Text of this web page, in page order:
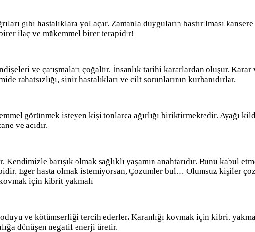
gibi hastalıklara yol açar. Zamanla duyguların bastırılması kansere
ilaç ve mükemmel birer terapidir!
ve çatışmaları çoğaltır. İnsanlık tarihi kararlardan oluşur.
rahatsızlığı, sinir hastalıkları ve cilt sorunlarının kurbanıdırlar.
görünmek isteyen kişi tonlarca ağırlığı biriktirmektedir. Ayağı
ve acıdır.
barışık olmak sağlıklı yaşamın anahtarıdır. Bunu kabul
Eğer hasta olmak istemiyorsan, Çözümler bul… Olumsuz kişiler
için kibrit yakmalı
ve kötümserliği tercih ederler. Karanlığı kovmak için kibrit
dönüşen negatif enerji üretir.